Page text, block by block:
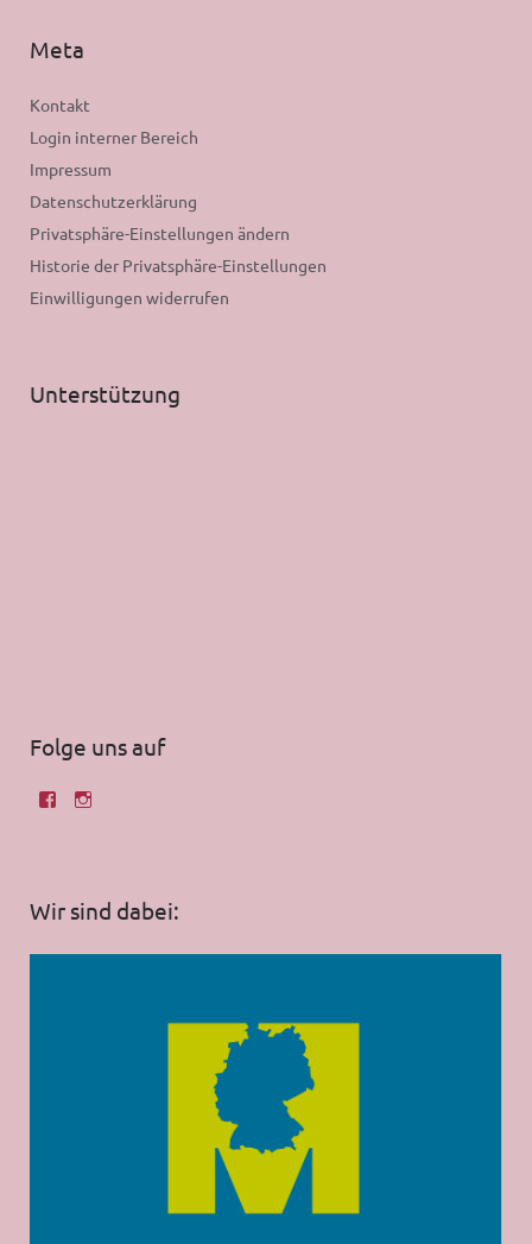
Meta
Kontakt
Login interner Bereich
Impressum
Datenschutzerklärung
Privatsphäre-Einstellungen ändern
Historie der Privatsphäre-Einstellungen
Einwilligungen widerrufen
Unterstützung
Folge uns auf
Wir sind dabei: